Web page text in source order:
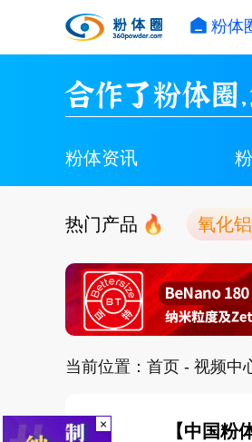
粉体
合作了粉体圈
粉体资讯
热门产品 氧化铝
当前位置： 首页 - 视频中
【中国粉
×